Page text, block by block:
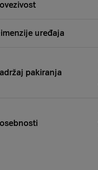
uređaja
pakiranja